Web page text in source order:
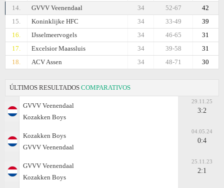
14.
GVVV Veenendaal 42
52-67
34
15.
Koninklijke HFC 39
33-49
34
16.
IJsselmeervogels 31
46-65
34
17.
Excelsior Maassluis 31
39-58
34
18.
ACV Assen 30
48-71
34
ÚLTIMOS RESULTADOS COMPARATIVOS
GVVV Veenendaal
Kozakken Boys
29.11.25
3:2
Kozakken Boys
GVVV Veenendaal
04.05.24
0:4
GVVV Veenendaal
Kozakken Boys
25.11.23
2:1